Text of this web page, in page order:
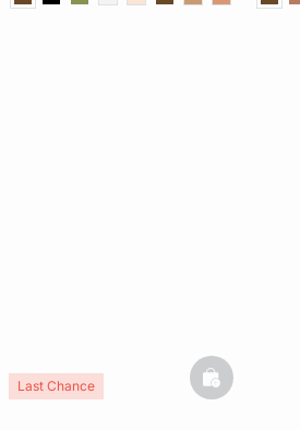
Last Chance basketfull